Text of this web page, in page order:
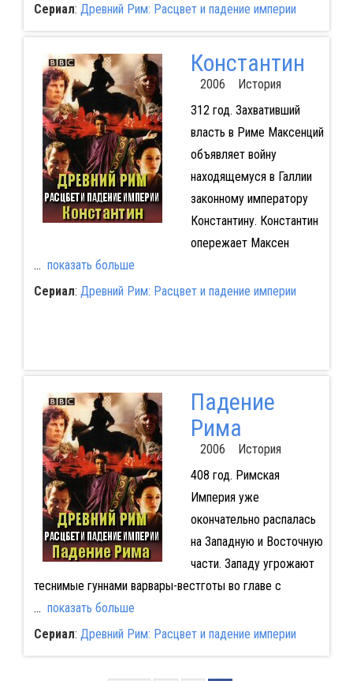
Сериал: Древний Рим: Расцвет и падение империи
Константин
2006 История
312 год. Захвативший
власть в Риме Максенций
объявляет войну
находящемуся в Галлии
законному императору
Константину. Константин
опережает Максен
... показать больше
Сериал: Древний Рим: Расцвет и падение империи
Падение
Рима
2006 История
408 год. Римская
Империя уже
окончательно распалась
на Западную и Восточную
части. Западу угрожают
теснимые гуннами варвары-вестготы во главе с
... показать больше
Сериал: Древний Рим: Расцвет и падение империи